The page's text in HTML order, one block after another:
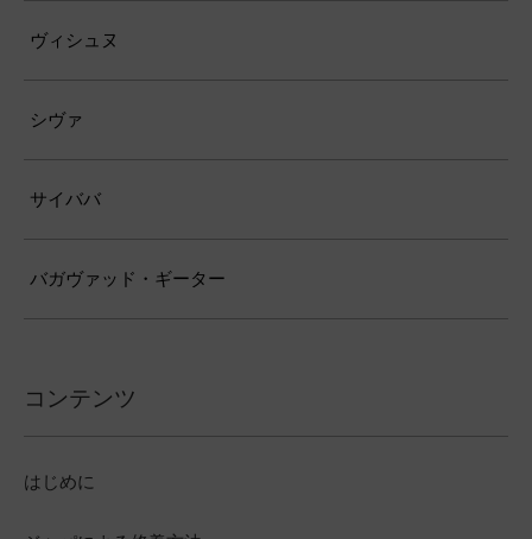
ヴィシュヌ
シヴァ
サイババ
バガヴァッド・ギーター
コンテンツ
はじめに